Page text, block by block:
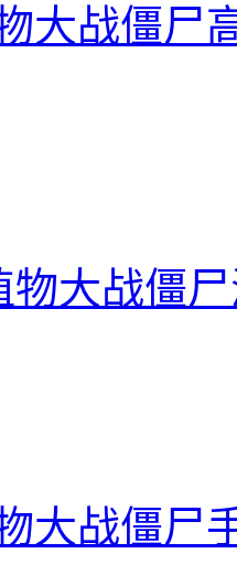
大战僵尸
物大战僵
大战僵尸